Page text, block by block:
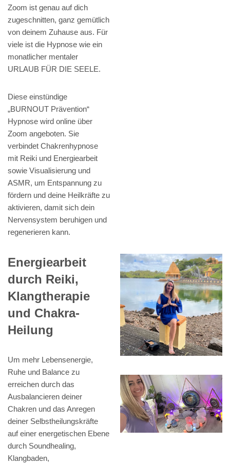
Zoom ist genau auf dich
zugeschnitten, ganz gemütlich
von deinem Zuhause aus. Für
viele ist die Hypnose wie ein
monatlicher mentaler
URLAUB FÜR DIE SEELE.
Diese einstündige
„BURNOUT Prävention“
Hypnose wird online über
Zoom angeboten. Sie
verbindet Chakrenhypnose
mit Reiki und Energiearbeit
sowie Visualisierung und
ASMR, um Entspannung zu
fördern und deine Heilkräfte zu
aktivieren, damit sich dein
Nervensystem beruhigen und
regenerieren kann.
Energiearbeit
durch Reiki,
Klangtherapie
und Chakra-
Heilung
Um mehr Lebensenergie,
Ruhe und Balance zu
erreichen durch das
Ausbalancieren deiner
Chakren und das Anregen
deiner Selbstheilungskräfte
auf einer energetischen Ebene
durch Soundhealing,
Klangbaden,